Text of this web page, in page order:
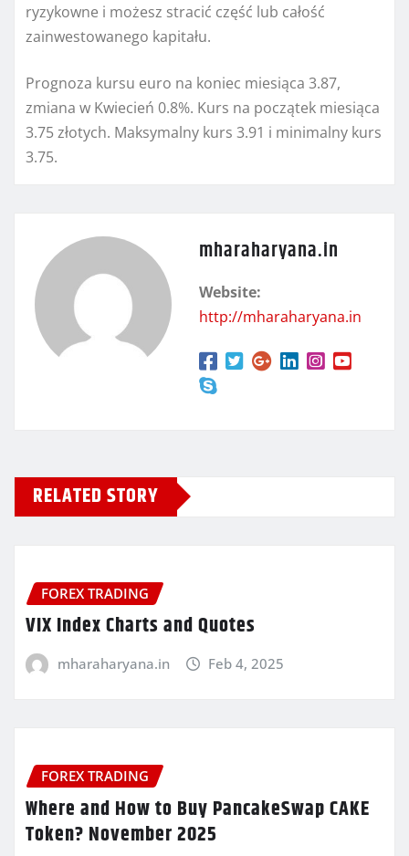
ryzykowne i możesz stracić część lub całość
zainwestowanego kapitału.
Prognoza kursu euro na koniec miesiąca 3.87,
zmiana w Kwiecień 0.8%. Kurs na początek miesiąca
3.75 złotych. Maksymalny kurs 3.91 i minimalny kurs
3.75.
mharaharyana.in
Website:
http://mharaharyana.in
RELATED STORY
FOREX TRADING
VIX Index Charts and Quotes
mharaharyana.in Feb 4, 2025
FOREX TRADING
Where and How to Buy PancakeSwap CAKE
Token? November 2025